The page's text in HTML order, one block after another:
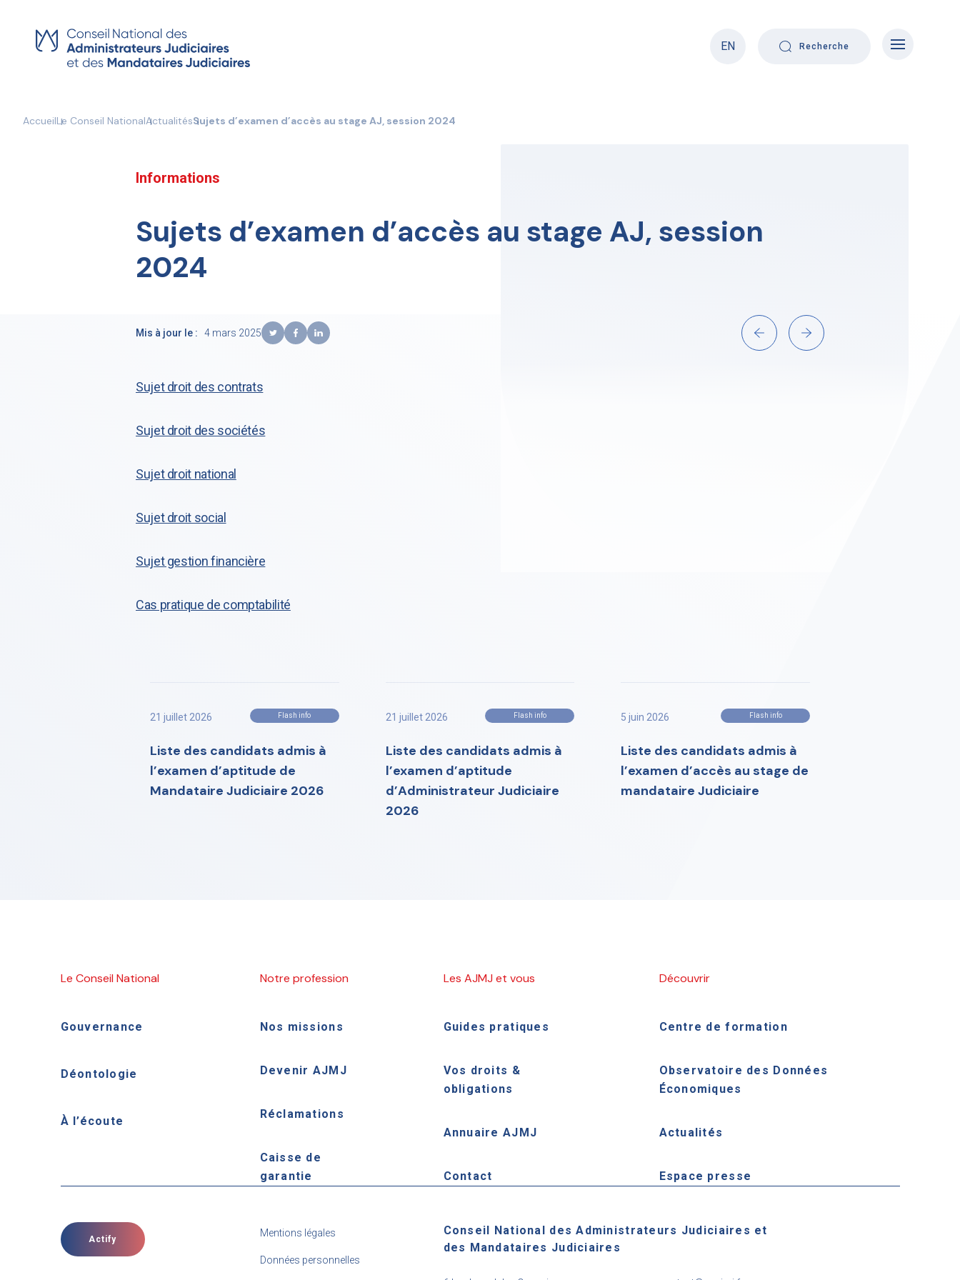
content
EN
Recherche
AccueilLe Conseil NationalActualitésSujets d’examen d’accès au stage AJ, session 2024
Informations
Sujets d’examen d’accès au stage AJ, session
2024
Mis à jour le : 4 mars 2025
Sujet droit des contrats
Sujet droit des sociétés
Sujet droit national
Sujet droit social
Sujet gestion financière
Cas pratique de comptabilité
21 juillet 2026 Flash info
Liste des candidats admis à
l’examen d’aptitude de
Mandataire Judiciaire 2026
21 juillet 2026 Flash info
Liste des candidats admis à
l’examen d’aptitude
d’Administrateur Judiciaire
2026
5 juin 2026 Flash info
Liste des candidats admis à
l’examen d’accès au stage de
mandataire Judiciaire
Le Conseil National
Gouvernance
Déontologie
À l’écoute
Notre profession
Nos missions
Devenir AJMJ
Réclamations
Caisse de
garantie
Les AJMJ et vous
Guides pratiques
Vos droits &
obligations
Annuaire AJMJ
Contact
Découvrir
Centre de formation
Observatoire des Données
Économiques
Actualités
Espace presse
Actify
Mentions légales
Données personnelles
Conseil National des Administrateurs Judiciaires et
des Mandataires Judiciaires